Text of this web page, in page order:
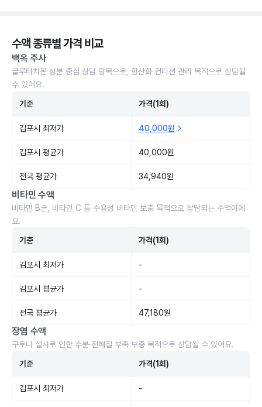
수액 종류별 가격 비교
백옥 주사
글루타치온 성분 중심 상담 항목으로, 항산화·컨디션 관리 목적으로 상담될
수 있어요.
기준 가격(1회)
김포시 최저가 40,000원
김포시 평균가 40,000원
전국 평균가 34,940원
비타민 수액
비타민 B군, 비타민 C 등 수용성 비타민 보충 목적으로 상담되는 수액이에
요.
기준 가격(1회)
김포시 최저가 -
김포시 평균가 -
전국 평균가 47,180원
장염 수액
구토나 설사로 인한 수분·전해질 부족 보충 목적으로 상담될 수 있어요.
기준 가격(1회)
김포시 최저가 -